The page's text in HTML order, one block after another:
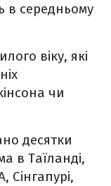
в середньому
віку, які
чи
десятки
в Таїланді,
Сінгапурі,